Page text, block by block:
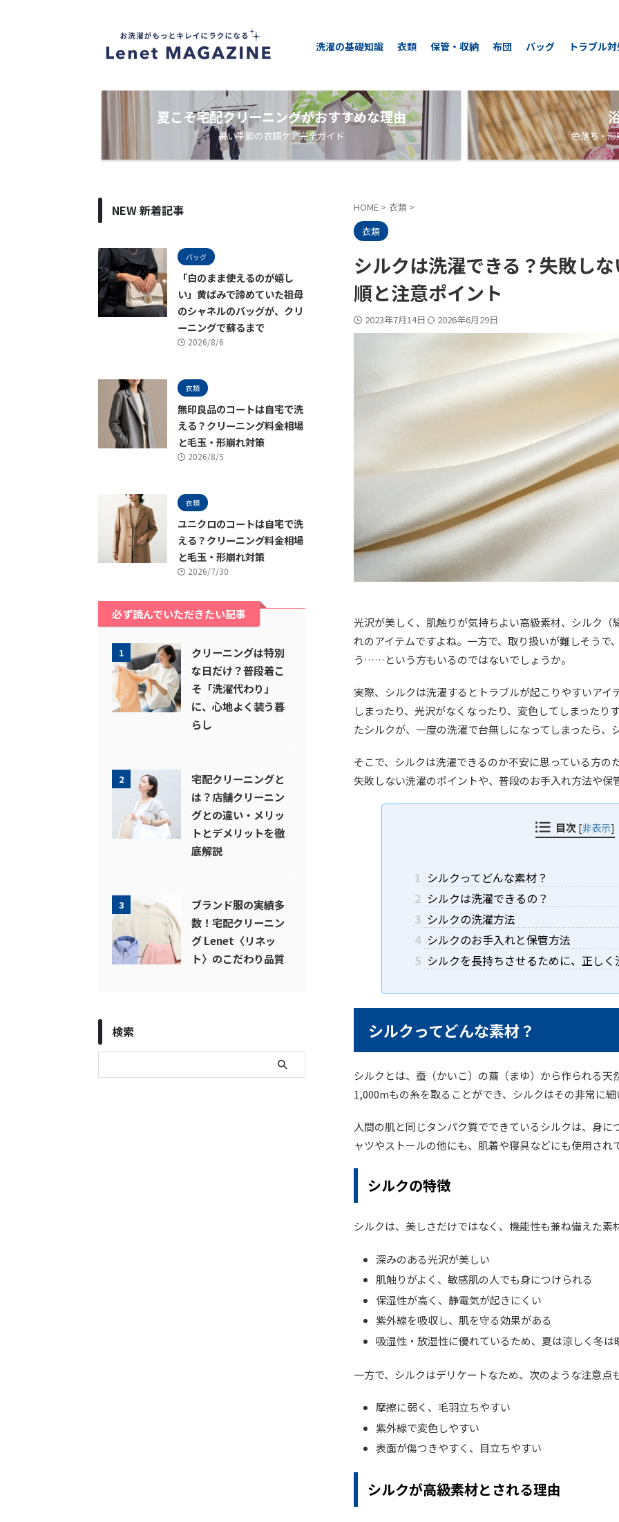
類
ケ
洗
ウ
ハ
ウ
メ
洗濯の基礎知識 衣類 保管・収納 布団 バッグ トラブル
夏こそ宅配クリーニングがおすすめな理由
暑い季節の衣類ケア完全ガイド 色落ち・
HOME > 衣類 >
衣類
シルクは洗濯できる？失敗し
順と注意ポイント
2023年7月14日 2026年6月29日
光沢が美しく、肌触りが気持ちよい高級素材、シルク（
れのアイテムですよね。一方で、取り扱いが難しそうで
う……という方もいるのではないでしょうか。
実際、シルクは洗濯するとトラブルが起こりやすいアイ
しまったり、光沢がなくなったり、変色してしまったり
たシルクが、一度の洗濯で台無しになってしまったら、
そこで、シルクは洗濯できるのか不安に思っている方の
失敗しない洗濯のポイントや、普段のお手入れ方法や保
目次 [非表示]
1 シルクってどんな素材？
2 シルクは洗濯できるの？
3 シルクの洗濯方法
4 シルクのお手入れと保管方法
5 シルクを長持ちさせるために、正し
シルクってどんな素材？
シルクとは、蚕（かいこ）の繭（まゆ）から作られる天
1,000mもの糸を取ることができ、シルクはその非常に細
人間の肌と同じタンパク質でできているシルクは、身
ャツやストールの他にも、肌着や寝具などにも使用され
シルクの特徴
シルクは、美しさだけではなく、機能性も兼ね備えた素
深みのある光沢が美しい
肌触りがよく、敏感肌の人でも身につけられる
保湿性が高く、静電気が起きにくい
紫外線を吸収し、肌を守る効果がある
吸湿性・放湿性に優れているため、夏は涼しく冬は
一方で、シルクはデリケートなため、次のような注意点
摩擦に弱く、毛羽立ちやすい
紫外線で変色しやすい
表面が傷つきやすく、目立ちやすい
シルクが高級素材とされる理由
NEW 新着記事
バッグ
「白のまま使えるのが嬉し
い」黄ばみで諦めていた祖母
のシャネルのバッグが、クリ
ーニングで蘇るまで
2026/8/6
衣類
無印良品のコートは自宅で洗
える？クリーニング料金相場
と毛玉・形崩れ対策
2026/8/5
衣類
ユニクロのコートは自宅で洗
える？クリーニング料金相場
と毛玉・形崩れ対策
2026/7/30
必ず読んでいただきたい記事
1
クリーニングは特別
な日だけ？普段着こ
そ「洗濯代わり」
に、心地よく装う暮
らし
2
宅配クリーニングと
は？店舗クリーニン
グとの違い・メリッ
トとデメリットを徹
底解説
3
ブランド服の実績多
数！宅配クリーニン
グ Lenet〈リネッ
ト〉のこだわり品質
検索